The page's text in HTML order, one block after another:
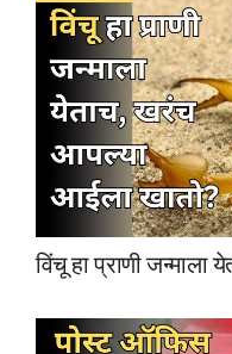
विंचू हा प्राणी